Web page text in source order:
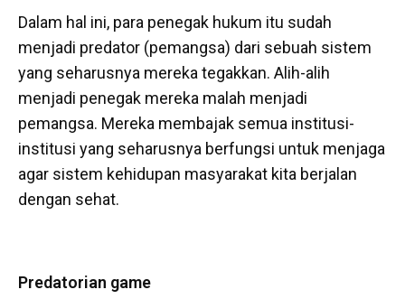
Dalam hal ini, para penegak hukum itu sudah
menjadi predator (pemangsa) dari sebuah sistem
yang seharusnya mereka tegakkan. Alih-alih
menjadi penegak mereka malah menjadi
pemangsa. Mereka membajak semua institusi-
institusi yang seharusnya berfungsi untuk menjaga
agar sistem kehidupan masyarakat kita berjalan
dengan sehat.
Predatorian game